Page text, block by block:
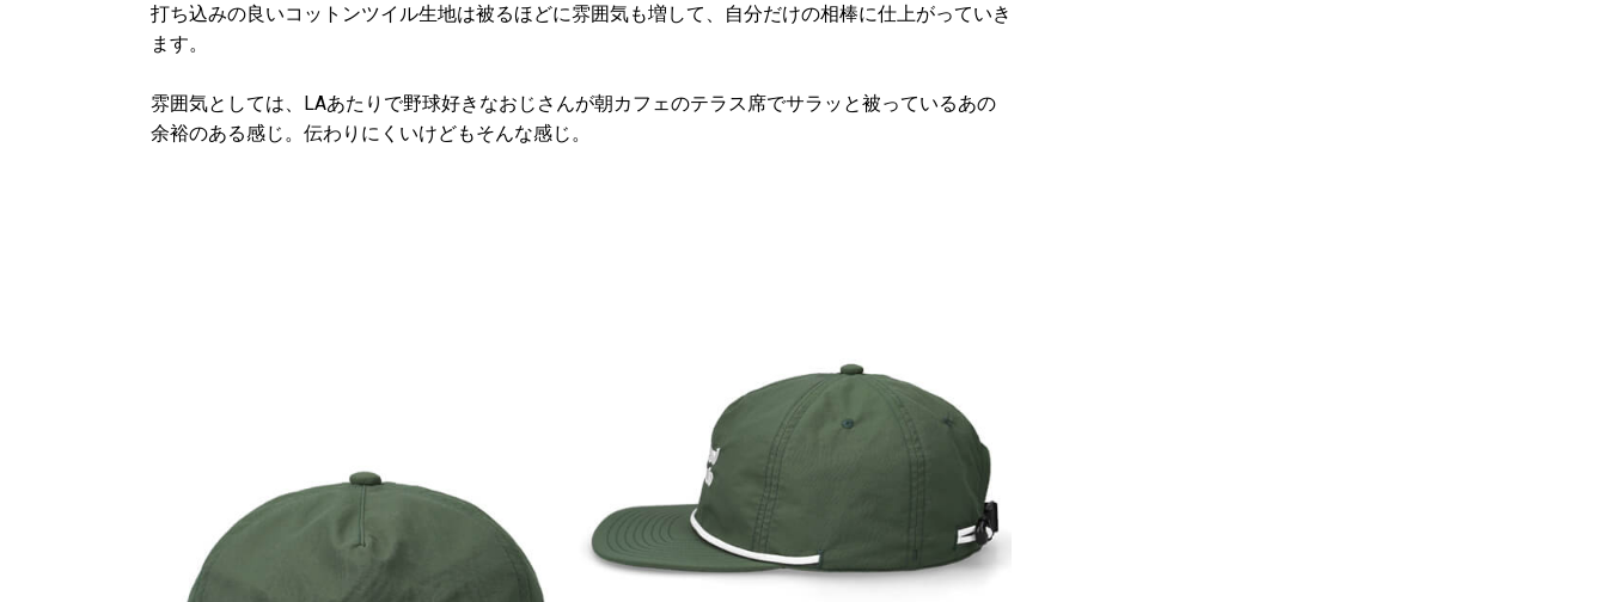
打ち込みの良いコットンツイル生地は被るほどに雰囲気も増して、自分だけの相棒に仕上がっていき
ます。
雰囲気としては、LAあたりで野球好きなおじさんが朝カフェのテラス席でサラッと被っているあの
余裕のある感じ。伝わりにくいけどもそんな感じ。